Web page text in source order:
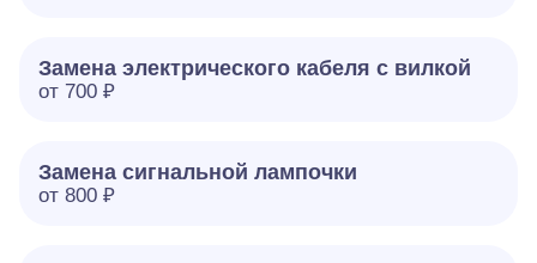
Замена электрического кабеля с вилкой
от 700 ₽
Замена сигнальной лампочки
от 800 ₽